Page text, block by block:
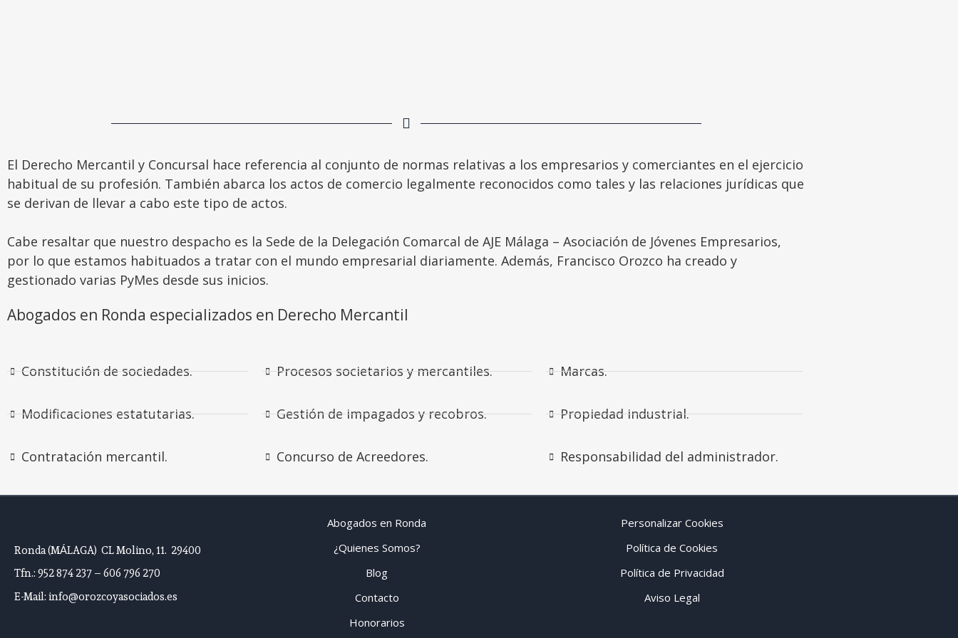
El Derecho Mercantil y Concursal hace referencia al conjunto de normas relativas a los empresarios y comerciantes en el ejercicio
habitual de su profesión. También abarca los actos de comercio legalmente reconocidos como tales y las relaciones jurídicas que
se derivan de llevar a cabo este tipo de actos.
Cabe resaltar que nuestro despacho es la Sede de la Delegación Comarcal de AJE Málaga – Asociación de Jóvenes Empresarios,
por lo que estamos habituados a tratar con el mundo empresarial diariamente. Además, Francisco Orozco ha creado y
gestionado varias PyMes desde sus inicios.
Abogados en Ronda especializados en Derecho Mercantil
Constitución de sociedades.
Modificaciones estatutarias.
Contratación mercantil.
Procesos societarios y mercantiles.
Gestión de impagados y recobros.
Concurso de Acreedores.
Marcas.
Propiedad industrial.
Responsabilidad del administrador.
Ronda (MÁLAGA) CL Molino, 11. 29400
Tfn.: 952 874 237 – 606 796 270
E-Mail: info@orozcoyasociados.es
Abogados en Ronda
¿Quienes Somos?
Blog
Contacto
Honorarios
Personalizar Cookies
Política de Cookies
Política de Privacidad
Aviso Legal